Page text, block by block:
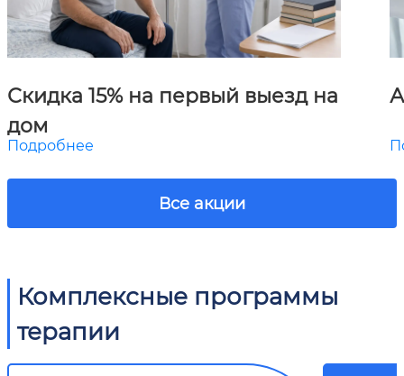
Скидка 15% на первый выезд на
дом
Подробнее
Все акции
Комплексные программы
терапии